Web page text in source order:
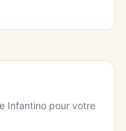
Infantino pour votre